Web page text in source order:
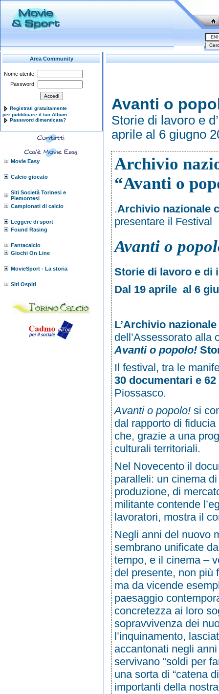
Area Community
Nome utente:
Password:
Registrati gratuitamente
per pubblicare il tuo Album
Password dimenticata?
Movie Easy
Calcio giocato
Siti Società Torinesi e
Piemontesi
Campionati di calcio
Leggere di sport
Found Rasing
Fantacalcio
Giochi On Line
MovieSport - La storia
Siti Ospiti
Avanti o
Storie di lavoro e
aprile al 6 giugno
Archivio
“Avanti o
.Archivio nazionale
presentare il Festival
Avanti o
Storie di lavoro e di
Dal 19 aprile al 6
L’Archivio
dell’Assessorato alla
Avanti o popolo!
Il festival, tra le
30 documentari e
Piossasco.
Avanti o popolo! si
dal rapporto di
che, grazie a una
culturali territoriali.
Nel Novecento il
paralleli: un cinema
produzione, di
militante contende
lavoratori, mostra il
Negli anni del nuovo
sembrano unificate
tempo, e il cinema –
del presente, non più
ma da vicende
paesaggio
concretezza ai loro
sopravvivenza dei
l’inquinamento,
accantonati negli
servivano “soldi per
una sorta di “catena
importanti della